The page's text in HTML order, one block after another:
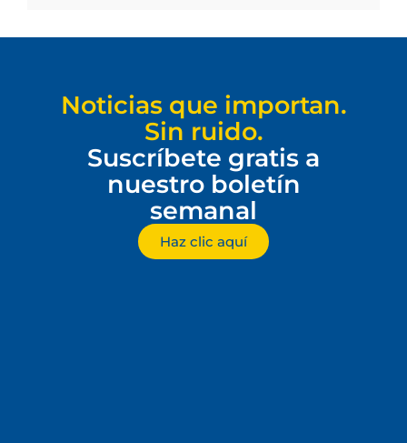
Noticias que importan.
Sin ruido.
Suscríbete gratis a
nuestro boletín
semanal
Haz clic aquí